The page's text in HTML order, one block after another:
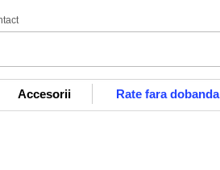
Accesorii Rate fara dobanda